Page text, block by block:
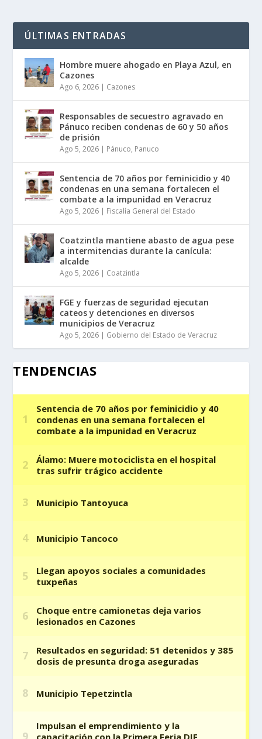
ÚLTIMAS ENTRADAS
Hombre muere ahogado en Playa Azul, en
Cazones
Ago 6, 2026 | Cazones
Responsables de secuestro agravado en
Pánuco reciben condenas de 60 y 50 años
de prisión
Ago 5, 2026 | Pánuco, Panuco
Sentencia de 70 años por feminicidio y 40
condenas en una semana fortalecen el
combate a la impunidad en Veracruz
Ago 5, 2026 | Fiscalía General del Estado
Coatzintla mantiene abasto de agua pese
a intermitencias durante la canícula:
alcalde
Ago 5, 2026 | Coatzintla
FGE y fuerzas de seguridad ejecutan
cateos y detenciones en diversos
municipios de Veracruz
Ago 5, 2026 | Gobierno del Estado de Veracruz
TENDENCIAS